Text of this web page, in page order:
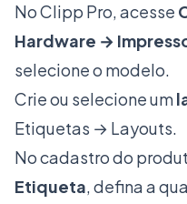
No Clipp Pro, acesse
Hardware →
selecione o modelo.
Crie ou selecione um
Etiquetas → Layouts.
No cadastro do
Etiqueta, defina a